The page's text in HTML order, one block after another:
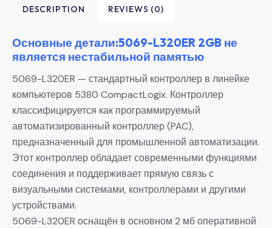
DESCRIPTION REVIEWS (0)
Основные детали:5069-L320ER 2GB не
является нестабильной памятью
5069-L320ER — стандартный контроллер в линейке
компьютеров 5380 CompactLogix. Контроллер
классифицируется как программируемый
автоматизированный контроллер (PAC),
предназначенный для промышленной автоматизации.
Этот контроллер обладает современными функциями
соединения и поддерживает прямую связь с
визуальными системами, контроллерами и другими
устройствами.
5069-L320ER оснащён в основном 2 мб оперативной